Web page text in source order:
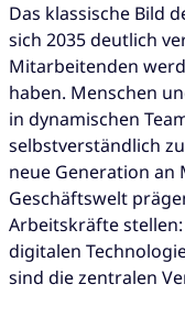
Das klassische Bild
sich 2035 deutlich
Mitarbeitenden
haben. Menschen
in dynamischen
selbstverständlich
neue Generation
Geschäftswelt
Arbeitskräfte
digitalen
sind die zentralen